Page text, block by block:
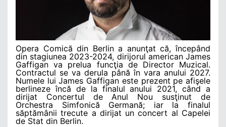
Opera Comică din Berlin a anunţat că, începând
din stagiunea 2023-2024, dirijorul american James
Gaffigan va prelua funcţia de Director Muzical.
Contractul se va derula până în vara anului 2027.
Numele lui James Gaffigan este prezent pe afişele
berlineze încă de la finalul anului 2021, când a
dirijat Concertul de Anul Nou susţinut de
Orchestra Simfonică Germană; iar la finalul
săptămânii trecute a dirijat un concert al Capelei
de Stat din Berlin.